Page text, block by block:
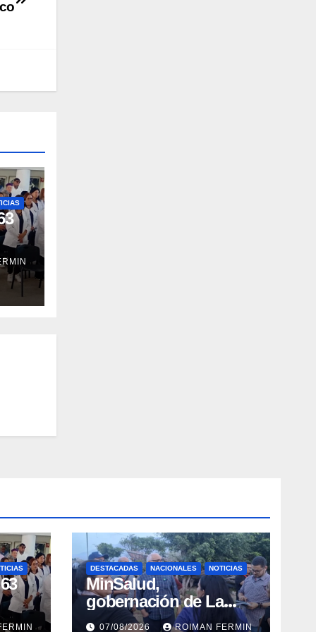
DESTACADAS NACIONALES NOTICIAS
MinSalud,
gobernación de La
Guaira y Plan
07/08/2026 ROIMAN FERMIN